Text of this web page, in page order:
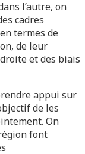
l’autre, on
cadres
termes de
de leur
et des biais
appui sur
de les
On
font